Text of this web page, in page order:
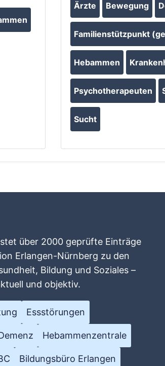
Ärzte Bewegung
Familienstützpunkt
Hebammen
Psychotherapeuten
Sucht
über 2000 geprüfte Einträge
Erlangen-Nürnberg zu den
Bildung und Soziales –
und objektiv.
Essstörungen
Hebammenzentrale
Bildungsbüro Erlangen